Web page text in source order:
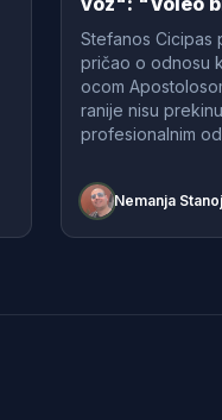
ranije
Stefanos Cicipas
pričao o odnosu
ocom
ranije nisu
profesionalnim
Nemanja